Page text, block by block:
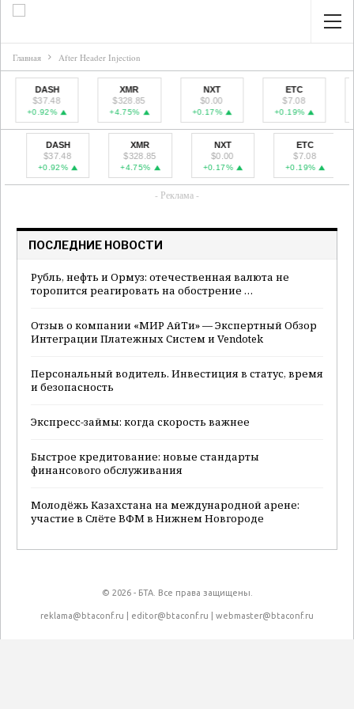
Главная After Header Injection
DASH
$37.48
+0.92%
XMR
$328.85
+4.75%
NXT
$0.00
+0.17%
ETC
$7.08
+0.19%
DASH
$37.48
+0.92%
XMR
$328.85
+4.75%
NXT
$0.00
+0.17%
ETC
$7.08
+0.19%
- Реклама -
ПОСЛЕДНИЕ НОВОСТИ
Рубль, нефть и Ормуз: отечественная валюта не
торопится реагировать на обострение …
Отзыв о компании «МИР АйТи» — Экспертный Обзор
Интеграции Платежных Систем и Vendotek
Персональный водитель. Инвестиция в статус, время
и безопасность
Экспресс-займы: когда скорость важнее
Быстрое кредитование: новые стандарты
финансового обслуживания
Молодёжь Казахстана на международной арене:
участие в Слёте ВФМ в Нижнем Новгороде
© 2026 - БТА. Все права защищены.
reklama@btaconf.ru editor@btaconf.ru webmaster@btaconf.ru